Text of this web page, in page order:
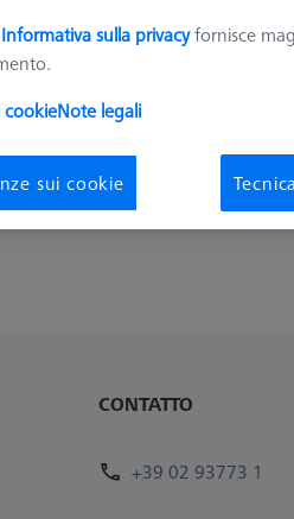
informazioni su
CONTATTO
+39 02 93773 1
Informativa sulla privacyfornisce
cookieNote legali
sui cookie